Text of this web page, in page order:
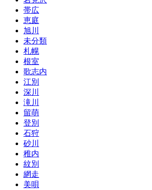
帯広
恵庭
旭川
未分類
札幌
根室
歌志内
江別
深川
滝川
留萌
登別
石狩
砂川
稚内
紋別
網走
美唄